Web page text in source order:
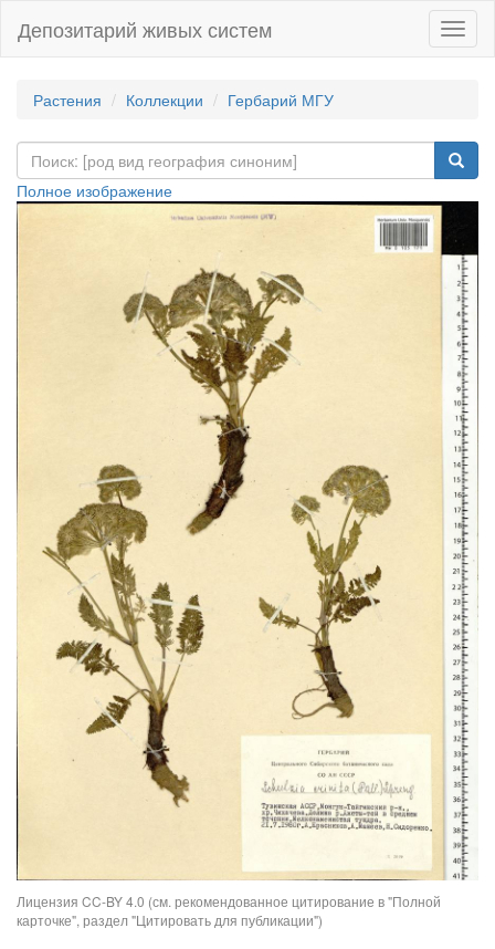
Депозитарий живых систем
Растения Коллекции Гербарий МГУ
Полное изображение
Лицензия CC-BY 4.0 (см. рекомендованное цитирование в "Полной
карточке", раздел "Цитировать для публикации")